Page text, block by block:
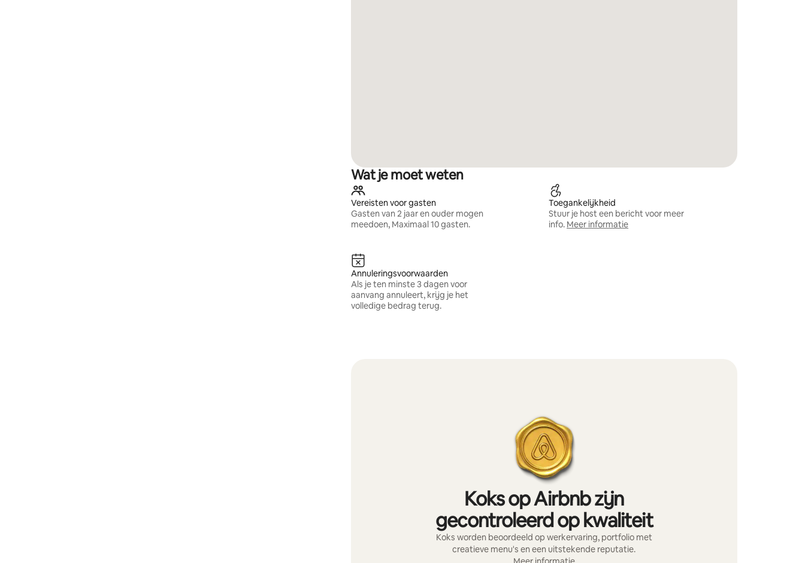
Wat je moet weten
Vereisten voor gasten
Gasten van 2 jaar en ouder mogen
meedoen, Maximaal 10 gasten.
Toegankelijkheid
Stuur je host een bericht voor meer
info. Meer informatie
Annuleringsvoorwaarden
Als je ten minste 3 dagen voor
aanvang annuleert, krijg je het
volledige bedrag terug.
Koks op Airbnb zijn
gecontroleerd op kwaliteit
Koks worden beoordeeld op werkervaring, portfolio met
creatieve menu's en een uitstekende reputatie.